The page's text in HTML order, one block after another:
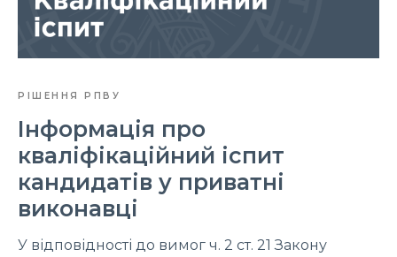
РІШЕННЯ РПВУ
Інформація про
кваліфікаційний іспит
кандидатів у приватні
виконавці
У відповідності до вимог ч. 2 ст. 21 Закону